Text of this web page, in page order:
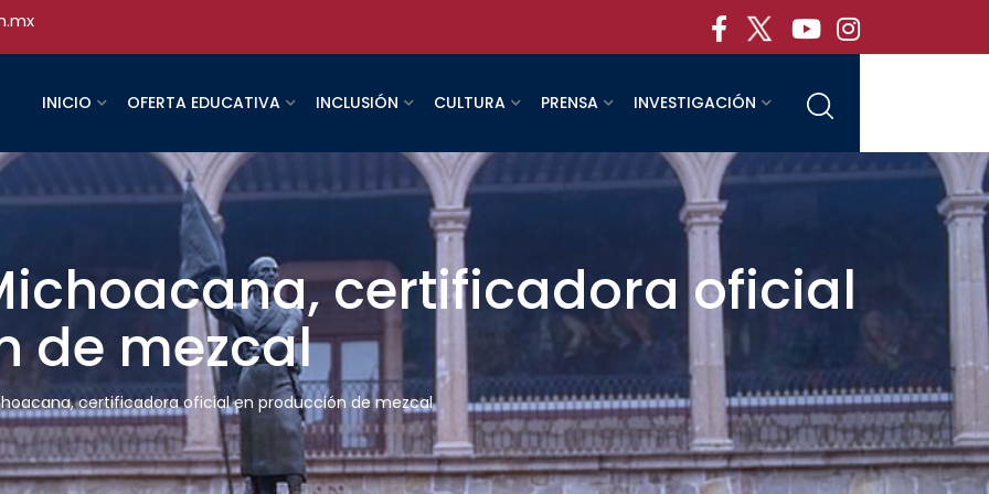
INICIO OFERTA EDUCATIVA INCLUSIÓN CULTURA PRENSA INVESTIGACIÓN
certificadora oficial
de mezcal
certificadora oficial en producción de mezcal